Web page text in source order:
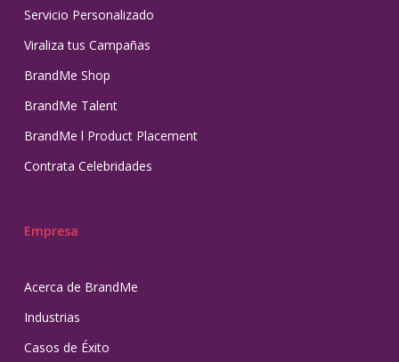
Servicio Personalizado
Viraliza tus Campañas
BrandMe Shop
BrandMe Talent
BrandMe l Product Placement
Contrata Celebridades
Empresa
Acerca de BrandMe
Industrias
Casos de Éxito